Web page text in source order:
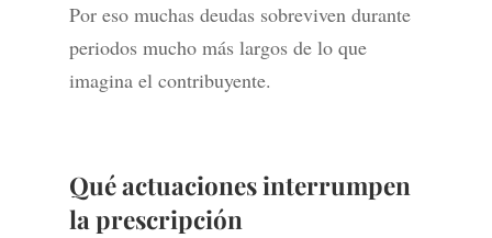
Por eso muchas deudas sobreviven durante
periodos mucho más largos de lo que
imagina el contribuyente.
Qué actuaciones interrumpen
la prescripción